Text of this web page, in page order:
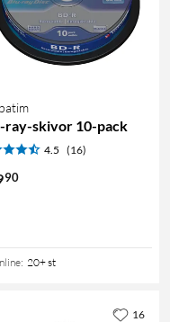
ray-skivor 10-pack
4.5 (16)
90
: 20+ st
16